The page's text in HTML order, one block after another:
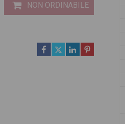
NON ORDINABILE